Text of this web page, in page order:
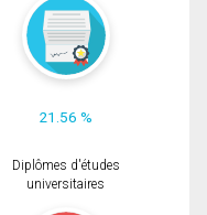
21.56 %
Diplômes d'études
universitaires